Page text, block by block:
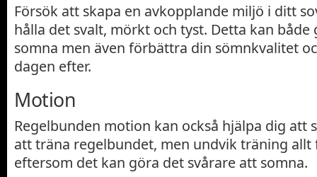
Försök att skapa en avkopplande miljö i ditt
hålla det svalt, mörkt och tyst. Detta kan
somna men även förbättra din sömnkvalitet
dagen efter.
Motion
Regelbunden motion kan också hjälpa dig att
att träna regelbundet, men undvik träning allt
eftersom det kan göra det svårare att somna.